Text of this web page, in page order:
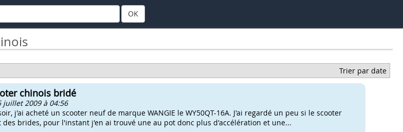
OK
Trier par date
chinois bridé
juillet 2009 à 04:56
j'ai acheté un scooter neuf de marque WANGIE le WY50QT-16A. J'ai regardé un peu si le scooter
des brides, pour l'instant j'en ai trouvé une au pot donc plus d'accélération et une...